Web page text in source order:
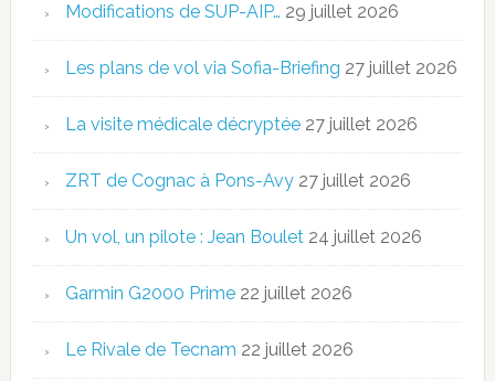
Modifications de SUP-AIP… 29 juillet 2026
Les plans de vol via Sofia-Briefing 27 juillet 2026
La visite médicale décryptée 27 juillet 2026
ZRT de Cognac à Pons-Avy 27 juillet 2026
Un vol, un pilote : Jean Boulet 24 juillet 2026
Garmin G2000 Prime 22 juillet 2026
Le Rivale de Tecnam 22 juillet 2026